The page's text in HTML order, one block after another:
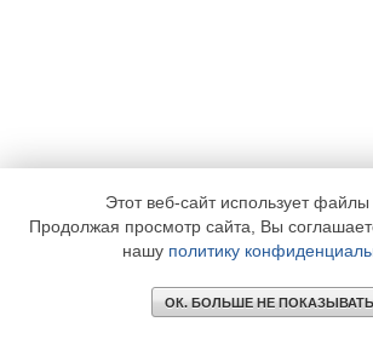
Этот веб-сайт использует файлы
Продолжая просмотр сайта, Вы
нашу политику
ОК. БОЛЬШЕ НЕ